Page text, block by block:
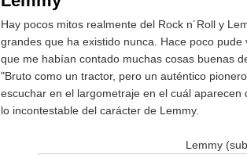
Hay pocos mitos realmente del Rock n´Roll y
grandes que ha existido nunca. Hace poco
que me habían contado muchas cosas buenas
"Bruto como un tractor, pero un auténtico
escuchar en el largometraje en el cuál
lo incontestable del carácter de Lemmy.
Lemmy